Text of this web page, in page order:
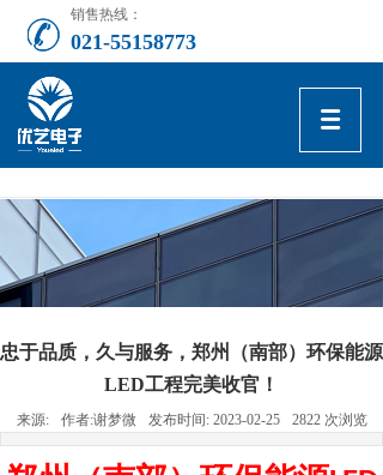
销售热线：
021-55158773
忠于品质，久与服务，郑州（南部）环保能源
LED工程完美收官！
来源: 作者:谢梦微 发布时间: 2023-02-25 2822 次浏览